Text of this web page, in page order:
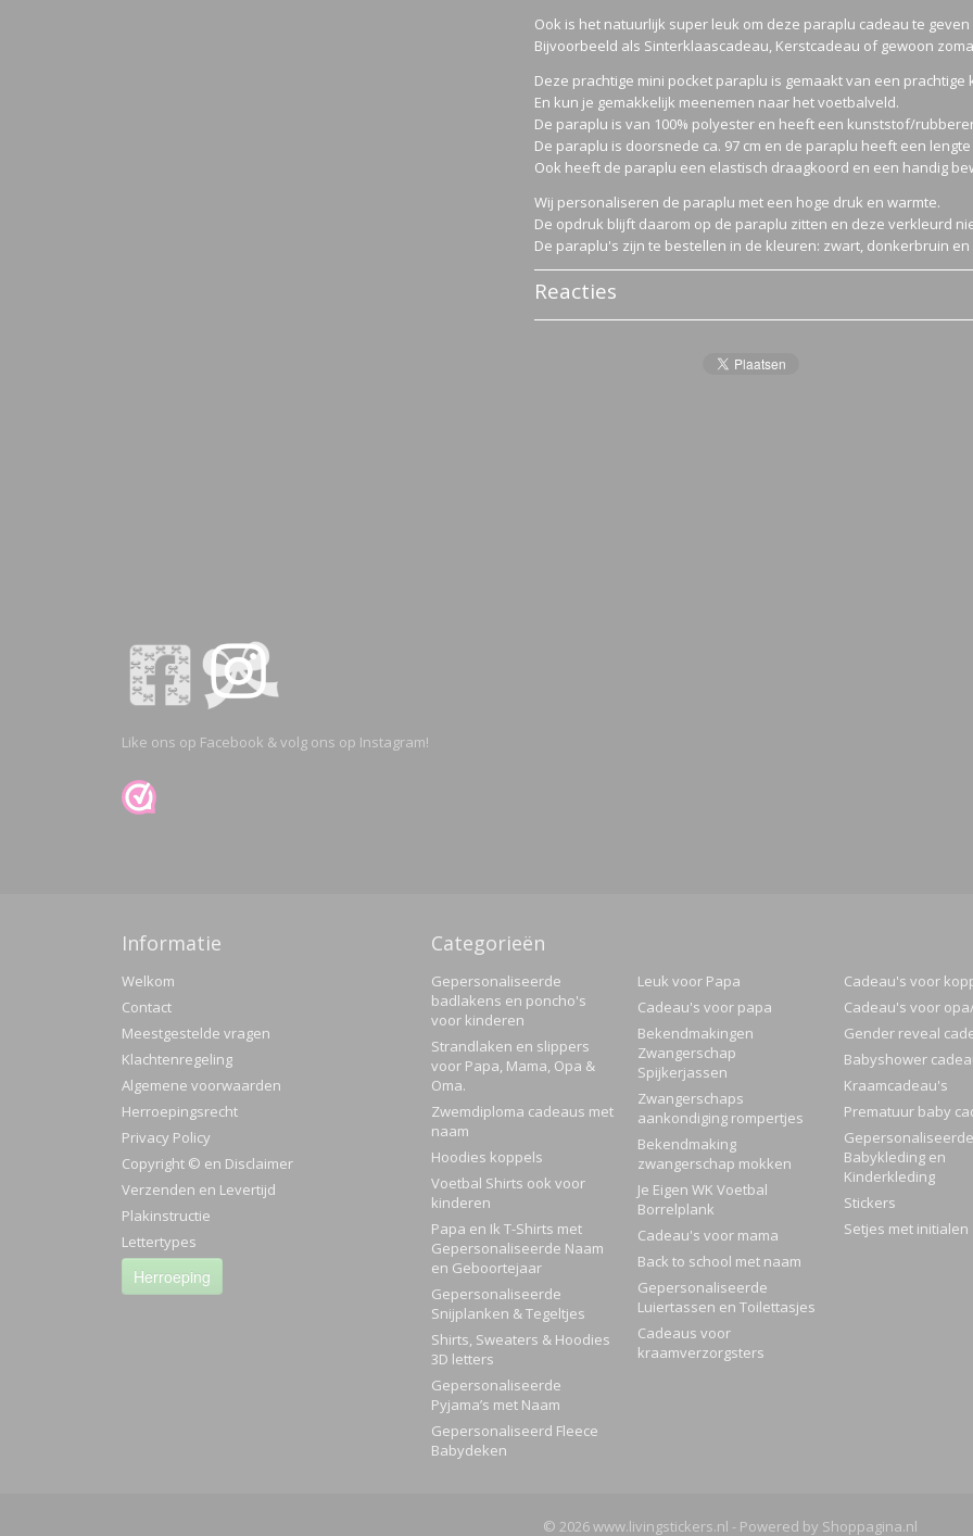
Ook is het natuurlijk super leuk om deze paraplu cadeau te
Bijvoorbeeld als Sinterklaascadeau, Kerstcadeau of gewoon
Deze prachtige mini pocket paraplu is gemaakt van een prachtige
En kun je gemakkelijk meenemen naar het voetbalveld.
De paraplu is van 100% polyester en heeft een kunststof/
De paraplu is doorsnede ca. 97 cm en de paraplu heeft een lengte
Ook heeft de paraplu een elastisch draagkoord en een handig
Wij personaliseren de paraplu met een hoge druk en warmte.
De opdruk blijft daarom op de paraplu zitten en deze verkleurd
De paraplu's zijn te bestellen in de kleuren: zwart, donkerbruin en
Reacties
Like ons op Facebook & volg ons op Instagram!
Informatie
Welkom
Contact
Meestgestelde vragen
Klachtenregeling
Algemene voorwaarden
Herroepingsrecht
Privacy Policy
Copyright © en Disclaimer
Verzenden en Levertijd
Plakinstructie
Lettertypes
Herroeping
Categorieën
Gepersonaliseerde
badlakens en poncho's
voor kinderen
Strandlaken en slippers
voor Papa, Mama, Opa &
Oma.
Zwemdiploma cadeaus met
naam
Hoodies koppels
Voetbal Shirts ook voor
kinderen
Papa en Ik T-Shirts met
Gepersonaliseerde Naam
en Geboortejaar
Gepersonaliseerde
Snijplanken & Tegeltjes
Shirts, Sweaters & Hoodies
3D letters
Gepersonaliseerde
Pyjama’s met Naam
Gepersonaliseerd Fleece
Babydeken
Leuk voor Papa
Cadeau's voor papa
Bekendmakingen
Zwangerschap
Spijkerjassen
Zwangerschaps
aankondiging rompertjes
Bekendmaking
zwangerschap mokken
Je Eigen WK Voetbal
Borrelplank
Cadeau's voor mama
Back to school met naam
Gepersonaliseerde
Luiertassen en Toilettasjes
Cadeaus voor
kraamverzorgsters
Cadeau's voor
Cadeau's voor
Gender reveal
Babyshower
Kraamcadeau's
Prematuur baby
Gepersonaliseerde
Babykleding en
Kinderkleding
Stickers
Setjes met initialen
© 2026 www.livingstickers.nl - Powered by Shoppagina.nl